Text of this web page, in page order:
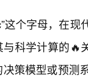
这个字母，在现
与科学计算的🔥
策模型或预测